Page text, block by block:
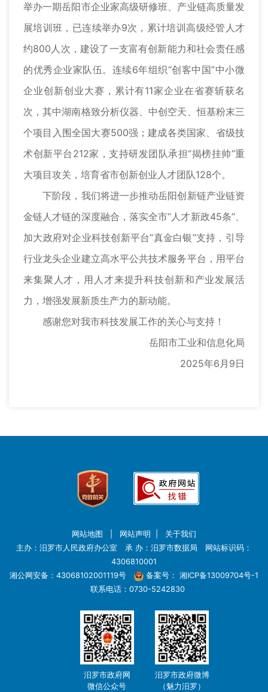
举办一期岳阳市企业家高级研修班、产业链高质量发
展培训班，已连续举办9次，累计培训高级经管人才
约800人次，建设了一支富有创新能力和社会责任感
的优秀企业家队伍。连续6年组织“创客中国”中小微
企业创新创业大赛，累计有11家企业在省赛斩获名
次，其中湖南格致分析仪器、中创空天、恒基粉末三
个项目入围全国大赛500强；建成各类国家、省级技
术创新平台212家，支持研发团队承担“揭榜挂帅”重
大项目攻关，培育省市创新创业人才团队128个。
下阶段，我们将进一步推动岳阳创新链产业链资
金链人才链的深度融合，落实全市“人才新政45条”、
加大政府对企业科技创新平台“真金白银”支持，引导
行业龙头企业建立高水平公共技术服务平台，用平台
来集聚人才，用人才来提升科技创新和产业发展活
力，增强发展新质生产力的新动能。
感谢您对我市科技发展工作的关心与支持！
岳阳市工业和信息化局
2025年6月9日
网站地图 网站声明
关于我们
主办：汨罗市人民政府办公室 承 办：汨罗市数据局 网站标识码：
4306810001
湘公网安备：43068102001119号
备案号： 湘ICP备13009704号-1
联系电话：0730-5242830
汨罗市政府网
微信公众号
汨罗市政府微博
（魅力汨罗）